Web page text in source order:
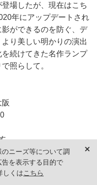
場したが、現在はこち
年にアップデートされ
ができるのを防ぐ、デ
り美しい明かりの演出
続けてきた名作ランプ
照らして。
ニーズ等について調
を表示する目的で
しくはこちら